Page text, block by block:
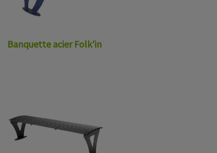
Banquette acier Folk'in